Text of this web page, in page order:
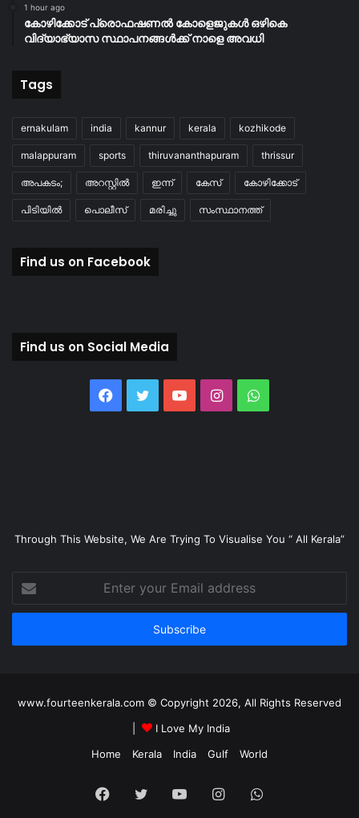
1 hour ago
കോഴിക്കോട് പ്രൊഫഷണൽ കോളെജുകൾ ഒഴികെ
വിദ്യാഭ്യാസ സ്ഥാപനങ്ങൾക്ക് നാളെ അവധി
Tags
ernakulam india kannur kerala kozhikode
malappuram sports thiruvananthapuram thrissur
അപകടം; അറസ്റ്റിൽ ഇന്ന് കേസ് കോഴിക്കോട്
പിടിയിൽ പൊലീസ് മരിച്ചു സംസ്ഥാനത്ത്
Find us on Facebook
Find us on Social Media
Facebook
TwitterYouTubeInstagramWhatsApp
Through This Website, We Are Trying To Visualise You “ All Kerala”
your
Email
www.fourteenkerala.com © Copyright 2026, All Rights Reserved
I Love My India
Home
Kerala India Gulf World
Facebook
TwitterYouTubeInstagramWhatsApp